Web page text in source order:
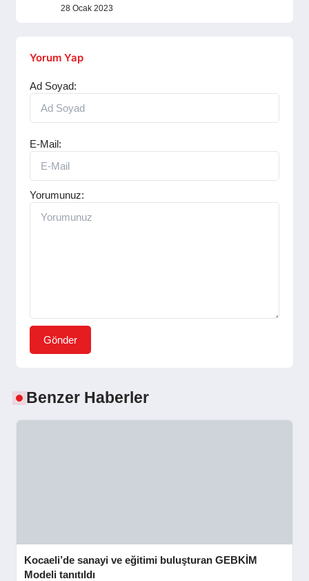
28 Ocak 2023
Yorum Yap
Ad Soyad:
E-Mail:
Yorumunuz:
Gönder
Benzer Haberler
Kocaeli’de sanayi ve eğitimi buluşturan GEBKİM
Modeli tanıtıldı